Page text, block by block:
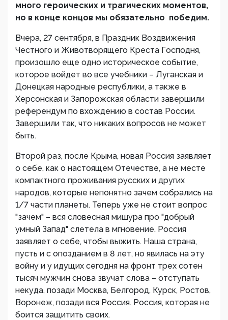
много героических и трагических моментов,
но в конце концов мы обязательно победим.
Вчера, 27 сентября, в Праздник Воздвижения
Честного и Животворящего Креста Господня,
произошло еще одно историческое событие,
которое войдет во все учебники – Луганская и
Донецкая народные республики, а также в
Херсонская и Запорожская области завершили
референдум по вхождению в состав России.
Завершили так, что никаких вопросов не может
быть.
Второй раз, после Крыма, новая Россия заявляет
о себе, как о настоящем Отечестве, а не месте
компактного проживания русских и других
народов, которые непонятно зачем собрались на
1/7 части планеты. Теперь уже не стоит вопрос
"зачем" – вся словесная мишура про "добрый
умный Запад" слетела в мгновение. Россия
заявляет о себе, чтобы выжить. Наша страна,
пусть и с опозданием в 8 лет, но явилась на эту
войну и у идущих сегодня на фронт трех сотен
тысяч мужчин снова звучат слова – отступать
некуда, позади Москва, Белгород, Курск, Ростов,
Воронеж, позади вся Россия. Россия, которая не
боится защитить своих.